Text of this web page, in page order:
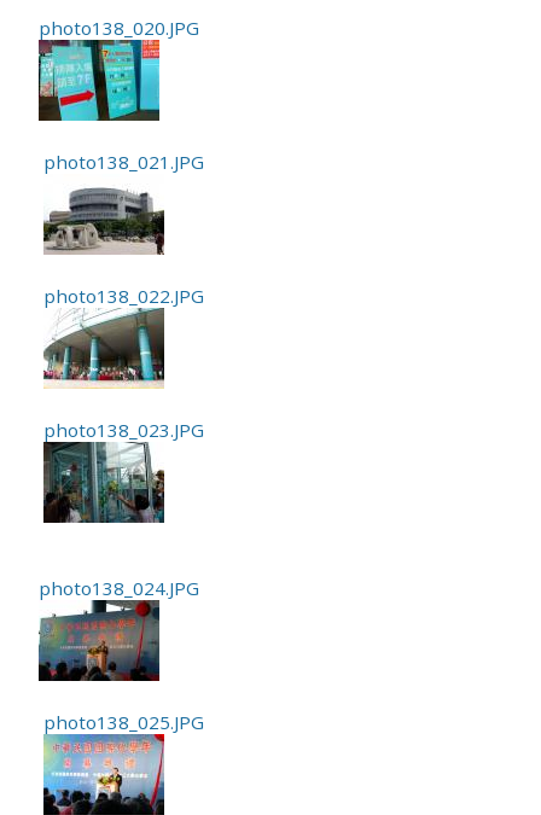
photo138_020.JPG
photo138_021.JPG
photo138_022.JPG
photo138_023.JPG
photo138_024.JPG
photo138_025.JPG